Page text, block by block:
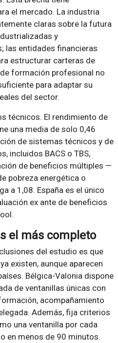
el mercado. La industria
claras sobre la futura
y
las entidades financieras
estructurar carteras de
formación profesional no
para adaptar su
del sector.
técnicos. El rendimiento de
una media de solo 0,46
de sistemas técnicos y de
incluidos BACS o TBS,
de beneficios múltiples —
pobreza energética o
a 1,08. España es el único
ex ante de beneficios
el más completo
del estudio es que
existen, aunque aparecen
Bélgica-Valonia dispone
de ventanillas únicas con
acompañamiento
Además, fija criterios
una ventanilla por cada
en menos de 90 minutos.